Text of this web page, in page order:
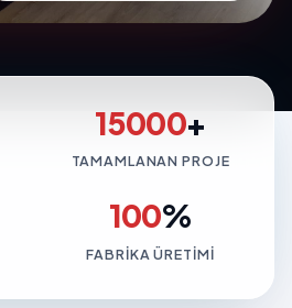
15000+
TAMAMLANAN PROJE
100%
FABRIKA ÜRETIMI